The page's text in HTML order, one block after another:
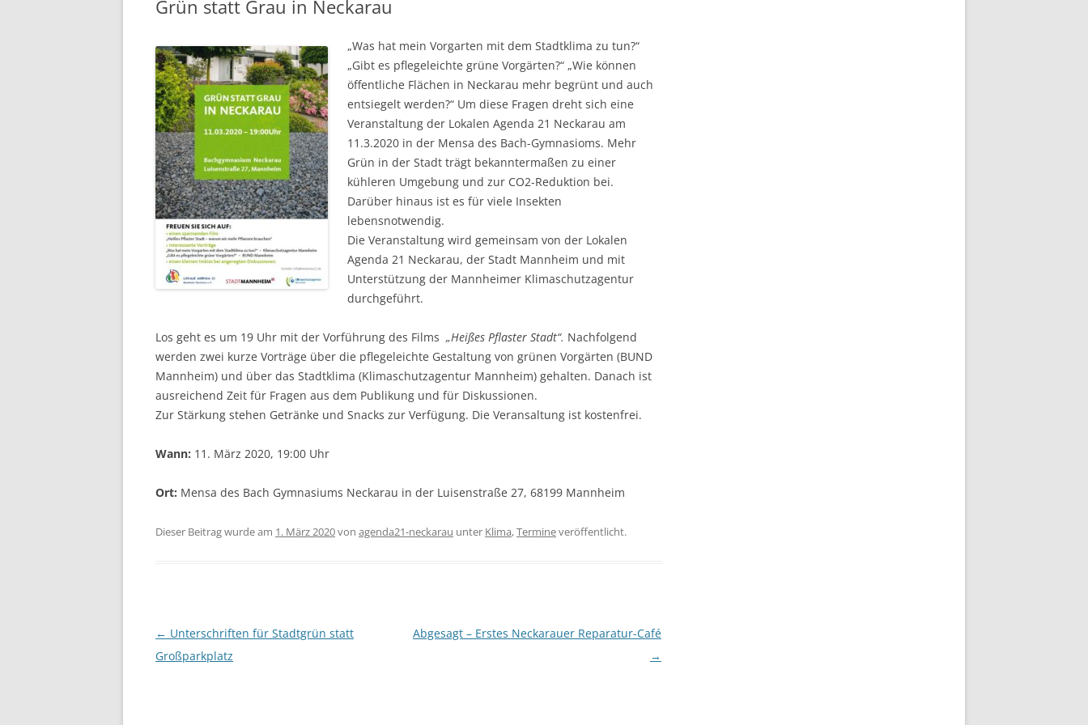
Grün statt Grau in Neckarau
„Was hat mein Vorgarten mit dem Stadtklima zu tun?“
„Gibt es pflegeleichte grüne Vorgärten?“ „Wie können
öffentliche Flächen in Neckarau mehr begrünt und auch
entsiegelt werden?“ Um diese Fragen dreht sich eine
Veranstaltung der Lokalen Agenda 21 Neckarau am
11.3.2020 in der Mensa des Bach-Gymnasioms. Mehr
Grün in der Stadt trägt bekanntermaßen zu einer
kühleren Umgebung und zur CO2-Reduktion bei.
Darüber hinaus ist es für viele Insekten
lebensnotwendig.
Die Veranstaltung wird gemeinsam von der Lokalen
Agenda 21 Neckarau, der Stadt Mannheim und mit
Unterstützung der Mannheimer Klimaschutzagentur
durchgeführt.
Los geht es um 19 Uhr mit der Vorführung des Films „Heißes Pflaster Stadt“. Nachfolgend
werden zwei kurze Vorträge über die pflegeleichte Gestaltung von grünen Vorgärten (BUND
Mannheim) und über das Stadtklima (Klimaschutzagentur Mannheim) gehalten. Danach ist
ausreichend Zeit für Fragen aus dem Publikung und für Diskussionen.
Zur Stärkung stehen Getränke und Snacks zur Verfügung. Die Veransaltung ist kostenfrei.
Wann: 11. März 2020, 19:00 Uhr
Ort: Mensa des Bach Gymnasiums Neckarau in der Luisenstraße 27, 68199 Mannheim
Dieser Beitrag wurde am 1. März 2020von agenda21-neckarau unter Klima,Termineveröffentlicht.
Beitragsnavigation
← Unterschriften für Stadtgrün statt
Großparkplatz
Abgesagt – Erstes Neckarauer Reparatur-Café
→